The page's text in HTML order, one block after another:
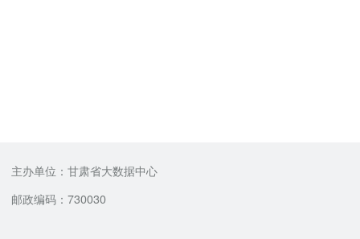
主办单位：甘肃省大数据中心
邮政编码：730030